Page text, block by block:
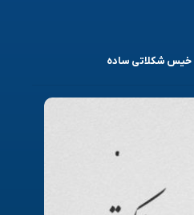
خیس شکلاتی ساده